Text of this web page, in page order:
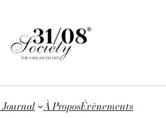
Journal À ProposÉvènements